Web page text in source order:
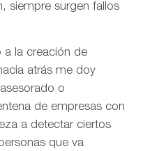
siempre surgen fallos
a la creación de
atrás me doy
o
de empresas con
a detectar ciertos
que va